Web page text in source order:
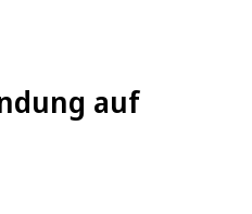
auf